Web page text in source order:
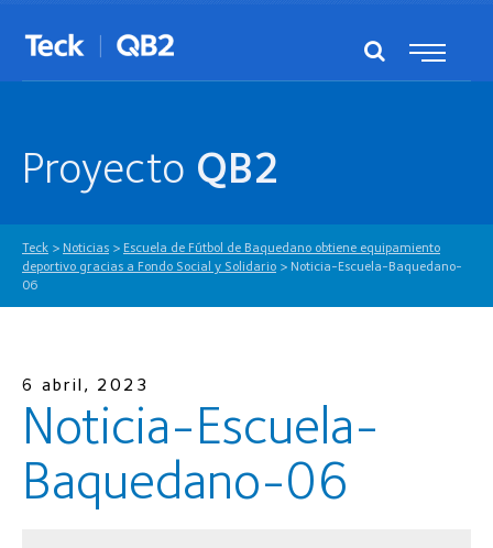
Proyecto QB2
Teck > Noticias > Escuela de Fútbol de Baquedano obtiene equipamiento
deportivo gracias a Fondo Social y Solidario > Noticia-Escuela-Baquedano-
06
6 abril, 2023
Noticia-Escuela-
Baquedano-06